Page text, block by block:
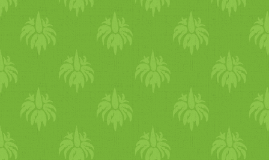
barna kenyér közé tegyél
felszeletelt
paradicsomkarikákat, egész
bazsalikom leveleket, zöld
leveles salátát, csírákat és